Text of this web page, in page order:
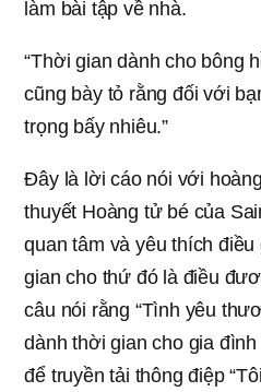
làm bài tập về nhà.
“Thời gian dành cho bông
cũng bày tỏ rằng đối với
trọng bấy nhiêu.”
Đây là lời cáo nói với
thuyết Hoàng tử bé của
quan tâm và yêu thích
gian cho thứ đó là điều
câu nói rằng “Tình yêu
dành thời gian cho gia
để truyền tải thông điệp